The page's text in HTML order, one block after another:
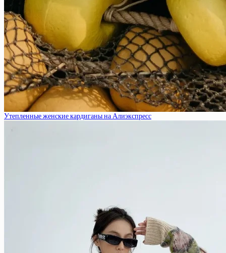
Утепленные женские кардиганы на Алиэкспресс